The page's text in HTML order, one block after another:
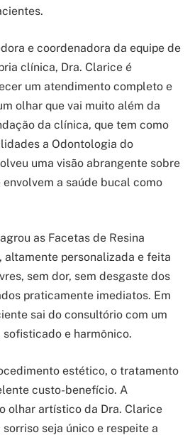
e coordenadora da equipe de
clínica, Dra. Clarice é
um atendimento completo e
olhar que vai muito além da
da clínica, que tem como
a Odontologia do
uma visão abrangente sobre
a saúde bucal como
as Facetas de Resina
altamente personalizada e feita
sem dor, sem desgaste dos
praticamente imediatos. Em
sai do consultório com um
sofisticado e harmônico.
estético, o tratamento
custo-benefício. A
olhar artístico da Dra. Clarice
seja único e respeite a